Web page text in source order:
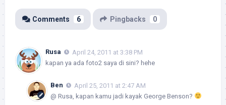
Comments 6 Pingbacks 0
Rusa
April 24, 2011 at 3:38 PM
kapan ya ada foto2 saya di sini? hehe
Ben
April 25, 2011 at 2:47 AM
@ Rusa, kapan kamu jadi kayak George Benson?